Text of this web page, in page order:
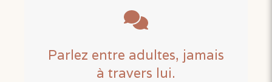
Parlez entre adultes, jamais
à travers lui.